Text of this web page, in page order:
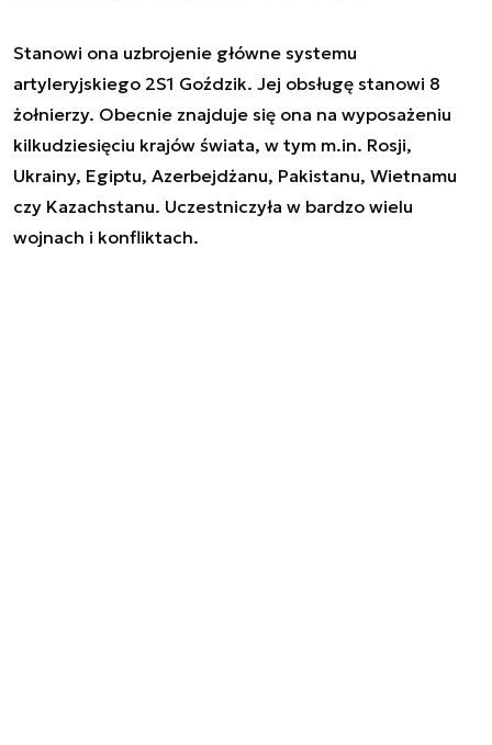
Stanowi ona uzbrojenie główne systemu
artyleryjskiego 2S1 Goździk. Jej obsługę stanowi 8
żołnierzy. Obecnie znajduje się ona na wyposażeniu
kilkudziesięciu krajów świata, w tym m.in. Rosji,
Ukrainy, Egiptu, Azerbejdżanu, Pakistanu, Wietnamu
czy Kazachstanu. Uczestniczyła w bardzo wielu
wojnach i konfliktach.